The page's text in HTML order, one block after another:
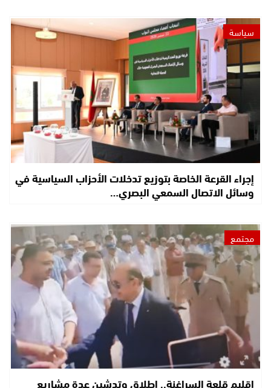
سياسة
إجراء القرعة الخاصة بتوزيع تدخلات الأحزاب السياسية في
وسائل الاتصال السمعي البصري…
مجتمع
إقليم قلعة السراغنة.. إطلاق وتدشين عدة مشاريع